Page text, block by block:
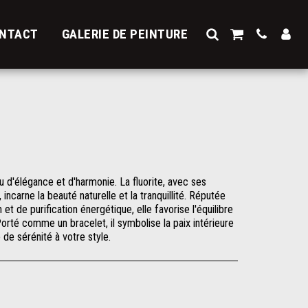
GALERIE DE PEINTURE
d'élégance et d'harmonie. La fluorite, avec ses
la beauté naturelle et la tranquillité. Réputée
de purification énergétique, elle favorise l'équilibre
comme un bracelet, il symbolise la paix intérieure
sérénité à votre style.